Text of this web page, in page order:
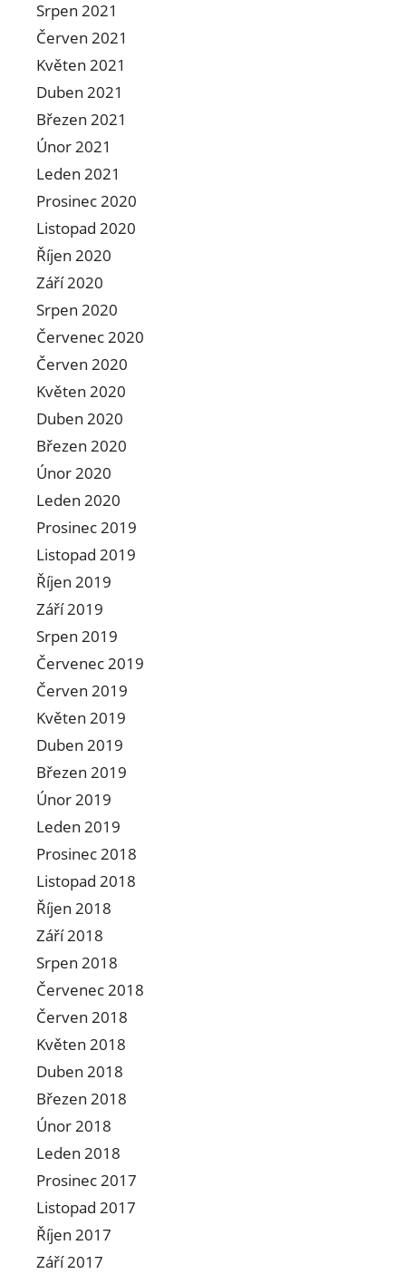
Srpen 2021
Červen 2021
Květen 2021
Duben 2021
Březen 2021
Únor 2021
Leden 2021
Prosinec 2020
Listopad 2020
Říjen 2020
Září 2020
Srpen 2020
Červenec 2020
Červen 2020
Květen 2020
Duben 2020
Březen 2020
Únor 2020
Leden 2020
Prosinec 2019
Listopad 2019
Říjen 2019
Září 2019
Srpen 2019
Červenec 2019
Červen 2019
Květen 2019
Duben 2019
Březen 2019
Únor 2019
Leden 2019
Prosinec 2018
Listopad 2018
Říjen 2018
Září 2018
Srpen 2018
Červenec 2018
Červen 2018
Květen 2018
Duben 2018
Březen 2018
Únor 2018
Leden 2018
Prosinec 2017
Listopad 2017
Říjen 2017
Září 2017